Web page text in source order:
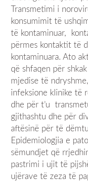
Transmetimi i
konsumimit të
të kontaminuar,
përmes kontaktit të
kontaminuara. Ato
që shfaqen për
mjedise të
infeksione klinike të
dhe për t’u
gjithashtu dhe për
aftësinë për të
Epidemiologjia e
sëmundjet që
pastrimi i ujit të
ujërave të zeza të